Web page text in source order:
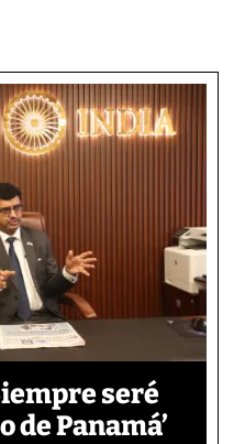
seré
de Panamá’